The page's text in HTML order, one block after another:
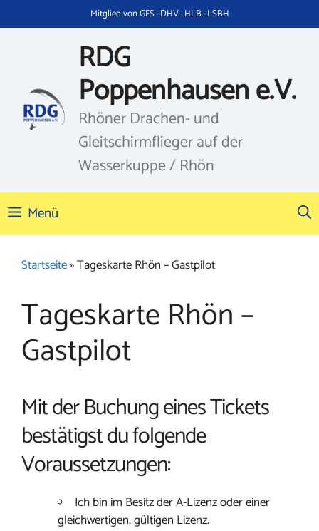
Inhalt
Mitglied von GFS · DHV · HLB · LSBH
RDG
Poppenhausen e.V.
Rhöner Drachen- und
Gleitschirmflieger auf der
Wasserkuppe / Rhön
Menü
Startseite»Tageskarte Rhön – Gastpilot
Tageskarte Rhön –
Gastpilot
Mit der Buchung eines Tickets
bestätigst du folgende
Voraussetzungen:
Ich bin im Besitz der A-Lizenz oder einer
gleichwertigen, gültigen Lizenz.